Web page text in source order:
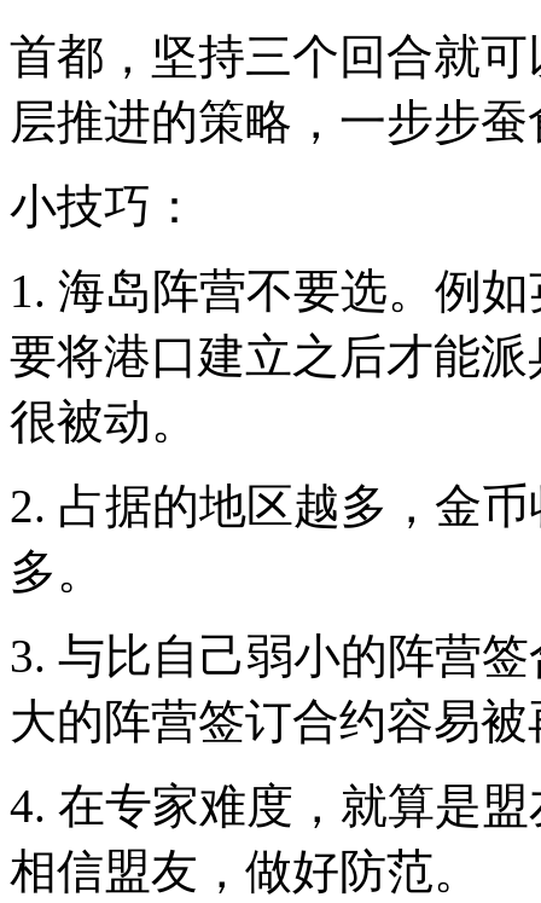
首都，坚持三个回合就
层推进的策略，一步步
小技巧：
1. 海岛阵营不要选。例
要将港口建立之后才能
很被动。
2. 占据的地区越多，金
多。
3. 与比自己弱小的阵营
大的阵营签订合约容易
4. 在专家难度，就算是
相信盟友，做好防范。